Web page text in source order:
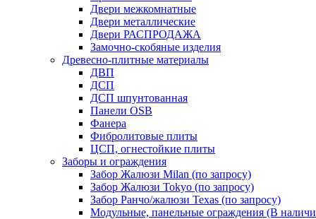
Двери межкомнатные
Двери металлические
Двери РАСПРОДАЖА
Замочно-скобяные изделия
Древесно-плитные материалы
ДВП
ДСП
ДСП шпунтованная
Панели OSB
Фанера
Фибролитовые плиты
ЦСП, огнестойкие плиты
Заборы и ограждения
Забор Жалюзи Milan (по запросу)
Забор Жалюзи Tokyo (по запросу)
Забор Ранчо/жалюзи Texas (по запросу)
Модульные, панельные ограждения (В